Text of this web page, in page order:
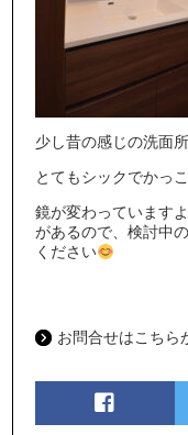
少し昔の感じの洗面
とてもシックでかっ
鏡が変わっています
があるので、検討中
ください
お問合せはこちら